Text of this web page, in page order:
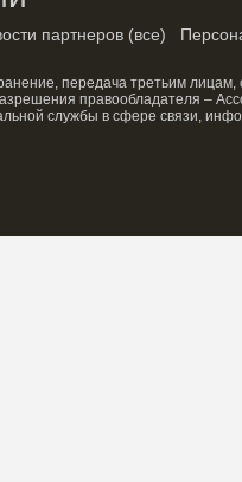
партнеров (все)
передача третьим
правообладателя –
службы в сфере связи,